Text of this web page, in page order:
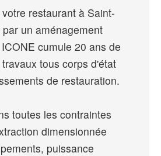
restaurant à Saint-
un aménagement
cumule 20 ans de
tous corps d'état
de restauration.
toutes les contraintes
dimensionnée
puissance